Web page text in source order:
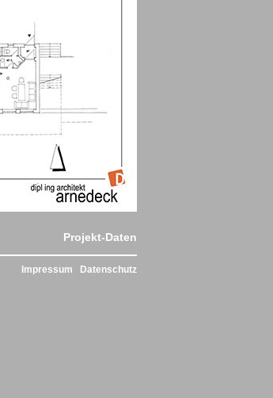
Projekt-Daten
Impressum Datenschutz